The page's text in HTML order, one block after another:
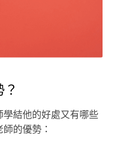
結他的好處又有哪些
的優勢：